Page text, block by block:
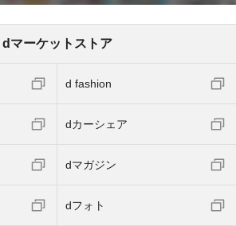
dマーケットストア
d fashion
dカーシェア
dマガジン
dフォト